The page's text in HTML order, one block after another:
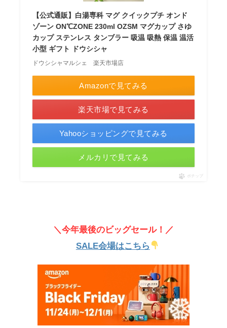
【公式通販】白湯専科 マグ クイックプチ オンド
ゾーン ON℃ZONE 230ml OZSM マグカップ さゆ
カップ ステンレス タンブラー 吸温 吸熱 保温 温活
小型 ギフト ドウシシャ
ドウシシャマルシェ 楽天市場店
Amazonで見てみる
楽天市場で見てみる
Yahooショッピングで見てみる
メルカリで見てみる
ポチップ
＼今年最後のビッグセール！ ／
SALE会場はこちら